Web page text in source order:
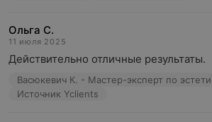
Ольга С.
11 июля 2025
Действительно отличные результаты.
Васюкевич К. - Мастер-эксперт по
Источник Yclients